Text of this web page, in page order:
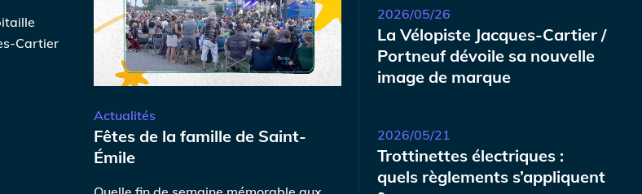
Cartier
Actualités
Fêtes de la famille de Saint-
Émile
2026/05/26
La Vélopiste Jacques-Cartier /
Portneuf dévoile sa nouvelle
image de marque
2026/05/21
Trottinettes électriques :
quels règlements s’appliquent